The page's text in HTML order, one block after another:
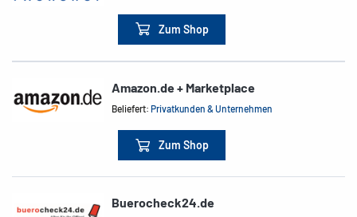
Zum Shop
Amazon.de + Marketplace
Beliefert:Privatkunden & Unternehmen
Zum Shop
Buerocheck24.de